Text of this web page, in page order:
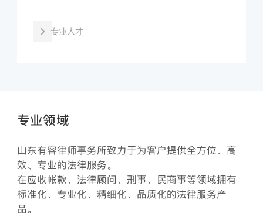
专业人才
专业领域
山东有容律师事务所致力于为客户提供全方位、高
效、专业的法律服务。
在应收帐款、法律顾问、刑事、民商事等领域拥有
标准化、专业化、精细化、品质化的法律服务产
品。